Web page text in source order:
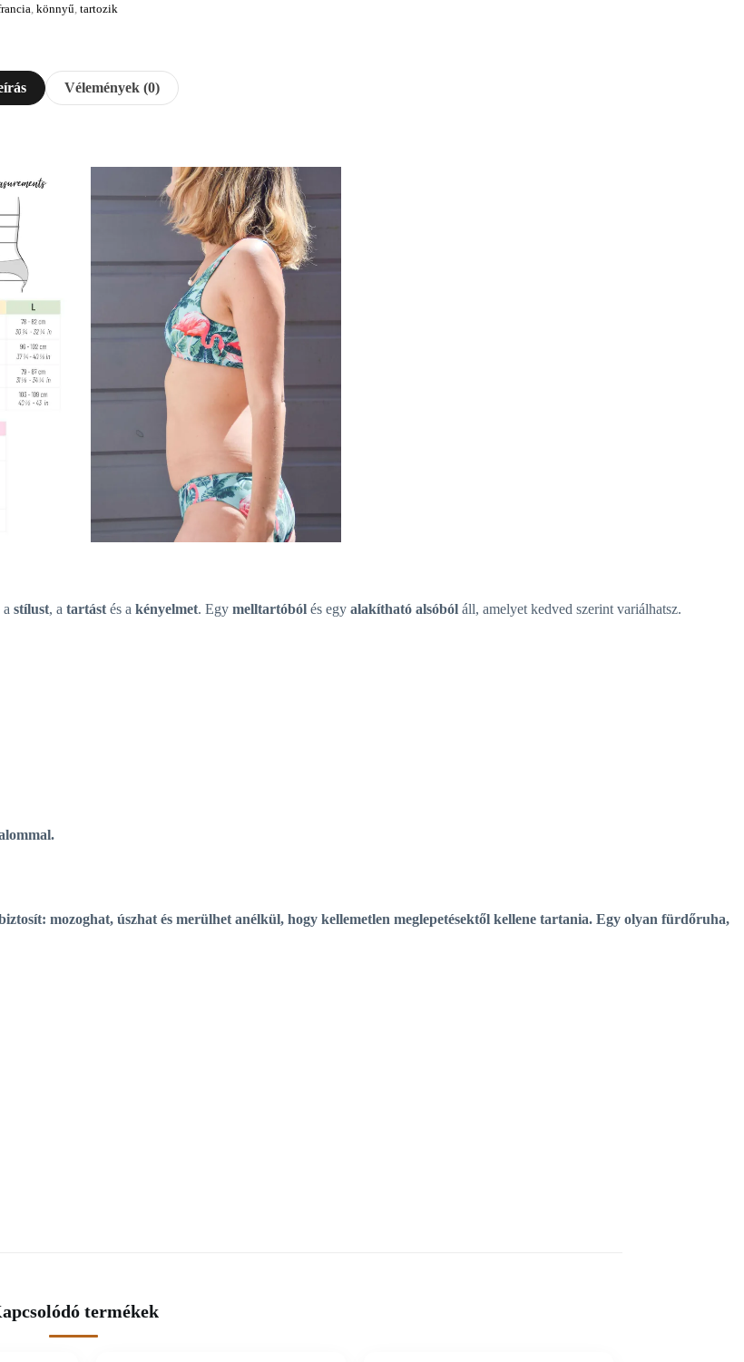
könnyű tartozik
Vélemények (0)
stílust, a tartást és a kényelmet. Egy melltartóból és egy alakítható alsóból áll, amelyet kedved szerint variálhatsz.
mozoghat, úszhat és merülhet anélkül, hogy kellemetlen meglepetésektől kellene tartania. Egy olyan fürdőruha,
termékek